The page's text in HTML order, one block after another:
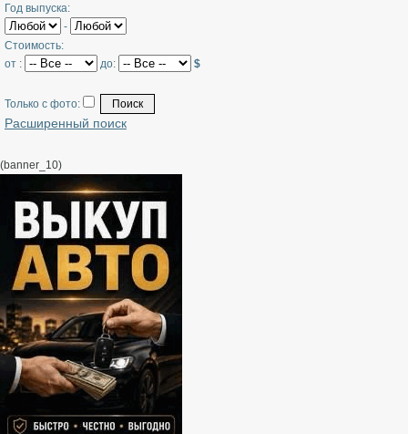
Год выпуска:
-
Стоимость:
от :
до: $
Только с фото:
Расширенный поиск
(banner_10)